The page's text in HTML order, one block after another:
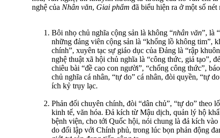
nghệ của Nhân văn, Giai phẩm đã biểu hiện ra ở một số nét
Bôi nhọ chủ nghĩa cộng sản là không “nhân văn”, là
những đảng viên cộng sản là “khổng lồ không tim”,
chính”, xuyên tạc sự giáo dục của Đảng là “rập
nghệ thuật xã hội chủ nghĩa là “công thức, giả tạo”,
chiêu bài “đề cao con người”, “chống công thức”,
chủ nghĩa cá nhân, “tự do” cá nhân, đòi quyền, “tự
ích kỷ trụy lạc.
Phản đối chuyên chính, đòi “dân chủ”, “tự do” theo
kinh tế, văn hóa. Đả kích từ Mậu dịch, quản lý hộ
bệnh viện, cho tới Quốc hội, nói chung là đả kích
do đối lập với Chính phủ, trong lúc bọn phản động